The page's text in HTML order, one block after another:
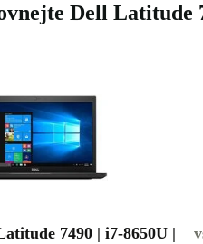
Dell Latitude
7490 | i7-8650U |